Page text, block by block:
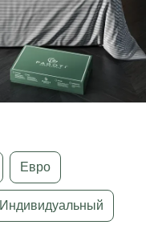
Евро
Индивидуальный